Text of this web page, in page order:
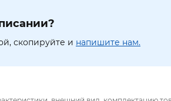
скопируйте и напишите нам.